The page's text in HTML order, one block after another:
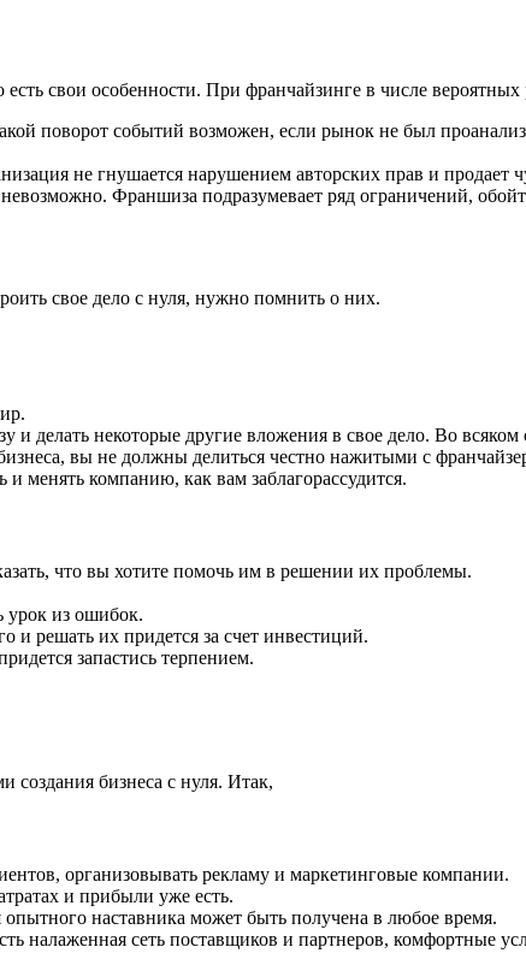
свои особенности. При франчайзинге в числе
поворот событий возможен, если рынок не был
не гнушается нарушением авторских прав и продает
Франшиза подразумевает ряд ограничений,
свое дело с нуля, нужно помнить о них.
делать некоторые другие вложения в свое дело. Во всяком
вы не должны делиться честно нажитыми с
менять компанию, как вам заблагорассудится.
что вы хотите помочь им в решении их проблемы.
урок из ошибок.
и решать их придется за счет инвестиций.
запастись терпением.
бизнеса с нуля. Итак,
организовывать рекламу и маркетинговые компании.
и прибыли уже есть.
наставника может быть получена в любое время.
налаженная сеть поставщиков и партнеров, комфортные